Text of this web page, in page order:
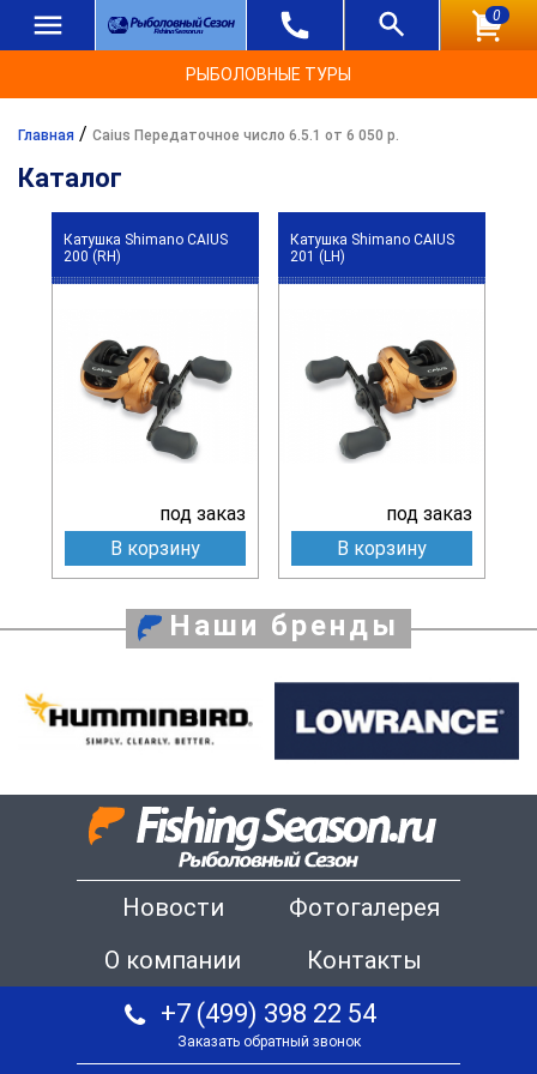
0
РЫБОЛОВНЫЕ ТУРЫ
Главная / Caius Передаточное число 6.5.1 от 6 050 р.
Каталог
Катушка Shimano CAIUS
200 (RH)
под заказ
В корзину
Катушка Shimano CAIUS
201 (LH)
под заказ
В корзину
Наши бренды
Новости
Фотогалерея
О компании
Контакты
+7 (499) 398 22 54
Заказать обратный звонок